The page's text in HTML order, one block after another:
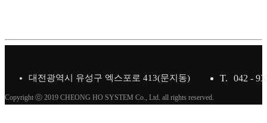
대전광역시 유성구 엑스포로 413(문지동) T. 042 -
Copyright ⓒ 2019 CHEONG HO SYSTEM Co., Ltd. all rights reserved.